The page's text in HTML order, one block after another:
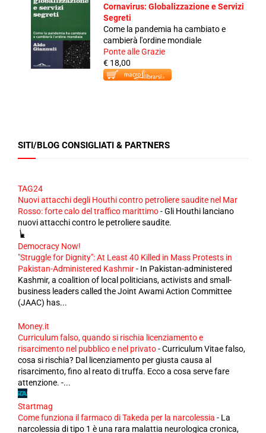
Cornavirus: Globalizzazione e Servizi
Segreti
Come la pandemia ha cambiato e
cambierà l'ordine mondiale
Ponte alle Grazie
€ 18,00
SITI/BLOG CONSIGLIATI & PARTNERS
TAG24
Nuovi attacchi degli Houthi contro petroliere saudite nel Mar
Rosso: forte calo del traffico marittimo-Gli Houthi lanciano
nuovi attacchi contro le petroliere saudite.
Democracy Now!
"Struggle for Dignity": At Least 40 Killed in Mass Protests in
Pakistan-Administered Kashmir- In Pakistan-administered
Kashmir, a coalition of local politicians, activists and small-
business leaders called the Joint Awami Action Committee
(JAAC) has...
Money.it
Curriculum falso, quando si rischia licenziamento e
risarcimento nel pubblico e nel privato-Curriculum Vitae falso,
cosa si rischia? Dal licenziamento per giusta causa al
risarcimento, fino al reato di truffa. Ecco a cosa serve fare
attenzione. -...
Startmag
Come funziona il farmaco di Takeda per la narcolessia - La
narcolessia di tipo 1 è una rara malattia neurologica cronica,